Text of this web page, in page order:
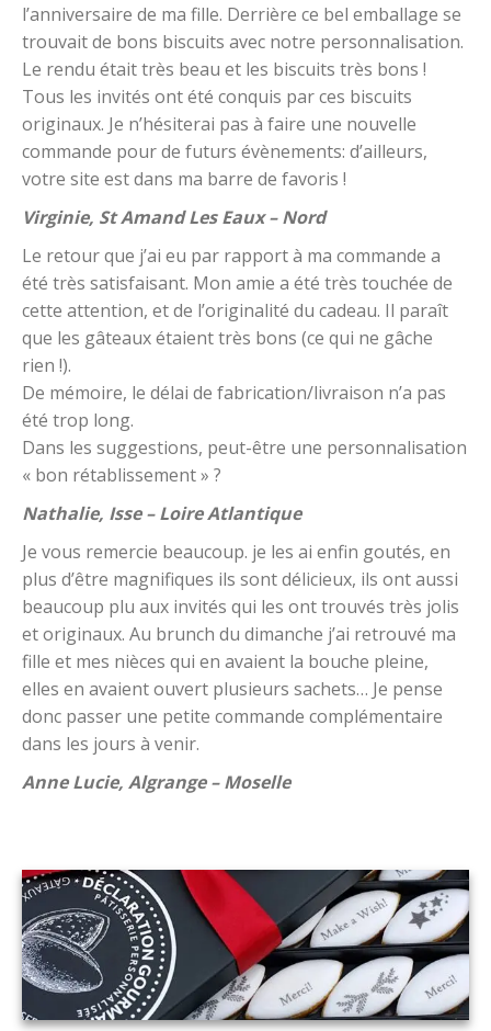
l’anniversaire de ma fille. Derrière ce bel emballage se
trouvait de bons biscuits avec notre personnalisation.
Le rendu était très beau et les biscuits très bons !
Tous les invités ont été conquis par ces biscuits
originaux. Je n’hésiterai pas à faire une nouvelle
commande pour de futurs évènements: d’ailleurs,
votre site est dans ma barre de favoris !
Virginie, St Amand Les Eaux – Nord
Le retour que j’ai eu par rapport à ma commande a
été très satisfaisant. Mon amie a été très touchée de
cette attention, et de l’originalité du cadeau. Il paraît
que les gâteaux étaient très bons (ce qui ne gâche
rien !).
De mémoire, le délai de fabrication/livraison n’a pas
été trop long.
Dans les suggestions, peut-être une personnalisation
« bon rétablissement » ?
Nathalie, Isse – Loire Atlantique
Je vous remercie beaucoup. je les ai enfin goutés, en
plus d’être magnifiques ils sont délicieux, ils ont aussi
beaucoup plu aux invités qui les ont trouvés très jolis
et originaux. Au brunch du dimanche j’ai retrouvé ma
fille et mes nièces qui en avaient la bouche pleine,
elles en avaient ouvert plusieurs sachets… Je pense
donc passer une petite commande complémentaire
dans les jours à venir.
Anne Lucie, Algrange – Moselle